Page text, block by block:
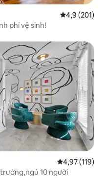
Xếp hạng
4,9 (201)
phí vệ sinh!
Xếp hạng
4,97 (119)
10 người